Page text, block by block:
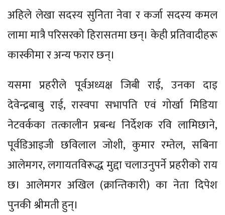
अहिले लेखा सदस्य सुनिता नेवा र कर्जा सदस्य कमल
लामा मात्रै परिसरको हिरासतमा छन्। केही प्रतिवादीहरू
कास्कीमा र अन्य फरार छन्।
यसमा प्रहरीले पूर्वअध्यक्ष जिबी राई, उनका दाइ
देवेन्द्रबाबु राई, रास्वपा सभापति एवं गोर्खा मिडिया
नेटवर्कका तत्कालीन प्रबन्ध निर्देशक रवि लामिछाने,
पूर्वडिआइजी छविलाल जोशी, कुमार रम्तेल, सबिना
आलेमगर, लगायतविरूद्ध मुद्दा चलाउनुपर्ने प्रहरीको राय
छ। आलेमगर अखिल (क्रान्तिकारी) का नेता दिपेश
पुनकी श्रीमती हुन्।